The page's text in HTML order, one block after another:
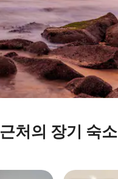
근처의 장기 숙소